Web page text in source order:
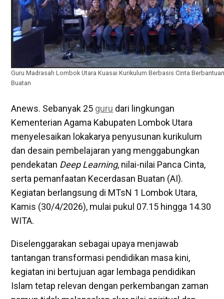
Guru Madrasah Lombok Utara Kuasai Kurikulum Berbasis Cinta
Buatan
Anews. Sebanyak 25 guru dari lingkungan
Kementerian Agama Kabupaten Lombok Utara
menyelesaikan lokakarya penyusunan kurikulum
dan desain pembelajaran yang menggabungkan
pendekatan Deep Learning, nilai-nilai Panca Cinta,
serta pemanfaatan Kecerdasan Buatan (AI).
Kegiatan berlangsung di MTsN 1 Lombok Utara,
Kamis (30/4/2026), mulai pukul 07.15 hingga 14.30
WITA.
Diselenggarakan sebagai upaya menjawab
tantangan transformasi pendidikan masa kini,
kegiatan ini bertujuan agar lembaga pendidikan
Islam tetap relevan dengan perkembangan zaman